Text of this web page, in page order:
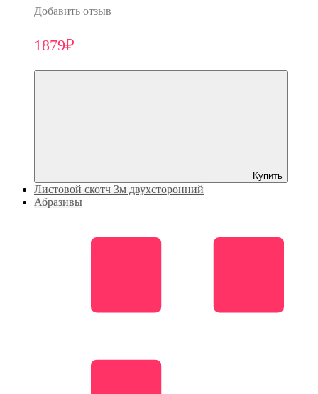
Добавить отзыв
1879₽
Купить
Листовой скотч 3м двухсторонний
Абразивы